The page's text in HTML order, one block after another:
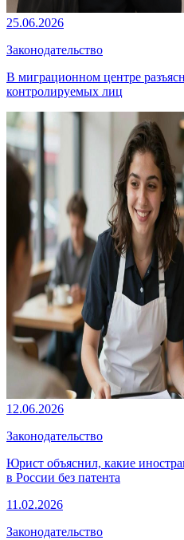
25.06.2026
Законодательство
В миграционном центре
контролируемых лиц
12.06.2026
Законодательство
Юрист объяснил, какие
в России без патента
11.02.2026
Законодательство